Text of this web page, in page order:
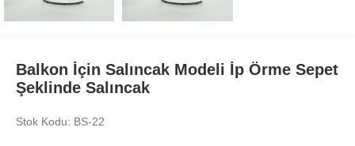
Balkon İçin Salıncak Modeli İp Örme Sepet
Şeklinde Salıncak
Stok Kodu: BS-22